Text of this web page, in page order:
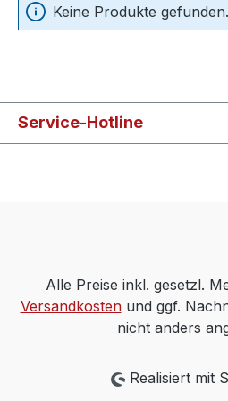
Keine Produkte gefunden.
Service-Hotline
Alle Preise inkl. gesetzl.
Versandkostenund ggf.
nicht anders
Realisiert mit